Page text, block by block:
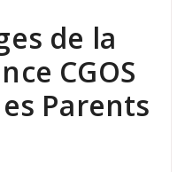
de la
CGOS
Parents